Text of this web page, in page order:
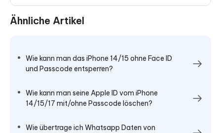
Ähnliche Artikel
Wie kann man das iPhone 14/15 ohne Face ID
und Passcode entsperren?
Wie kann man seine Apple ID vom iPhone
14/15/17 mit/ohne Passcode löschen?
Wie übertrage ich Whatsapp Daten von